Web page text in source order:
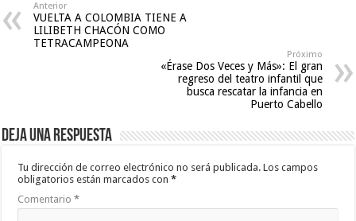
Anterior
VUELTA A COLOMBIA TIENE A
LILIBETH CHACÓN COMO
TETRACAMPEONA
Próximo
«Érase Dos Veces y Más»: El gran
regreso del teatro infantil que
busca rescatar la infancia en
Puerto Cabello
Deja una respuesta
Tu dirección de correo electrónico no será publicada. Los campos
obligatorios están marcados con*
Comentario*